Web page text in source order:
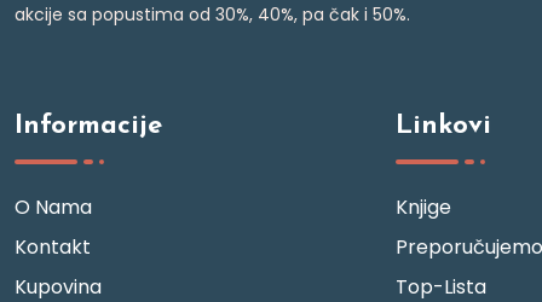
akcije sa popustima od 30%, 40%, pa čak i 50%.
Informacije
O Nama
Kontakt
Kupovina
Linkovi
Knjige
Preporučujemo
Top-Lista